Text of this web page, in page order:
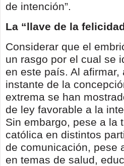
de intención”.
La “llave de la
Considerar que el
un rasgo por el cual se
en este país. Al
instante de la
extrema se han
de ley favorable a la
Sin embargo, pese a la
católica en distintos
de comunicación, pese
en temas de salud,